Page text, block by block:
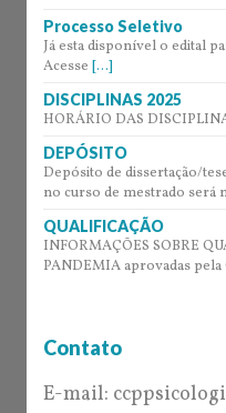
Processo Seletivo
Já esta disponível o edital
Acesse [...]
DISCIPLINAS 2025
HORÁRIO DAS
DEPÓSITO
Depósito de dissertação/
no curso de mestrado será
QUALIFICAÇÃO
INFORMAÇÕES SOBRE
PANDEMIA aprovadas
Contato
E-mail: